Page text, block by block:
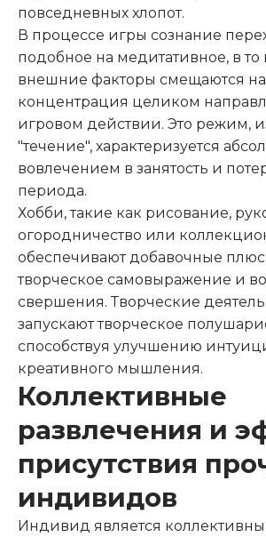
повседневных хлопот.
В процессе игры сознание
подобное на медитативное, в то
внешние факторы смещаются
концентрация целиком
игровом действии. Это режим,
"течение", характеризуется
вовлечением в занятость и
периода.
Хобби, такие как рисование,
огородничество или
обеспечивают добавочные
творческое самовыражение и
свершения. Творческие
запускают творческое
способствуя улучшению
креативного мышления.
Коллективные
развлечения и
присутствия
индивидов
Индивид является